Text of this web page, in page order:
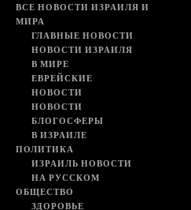
ВСЕ НОВОСТИ ИЗРАИЛЯ И
МИРА
ГЛАВНЫЕ НОВОСТИ
НОВОСТИ ИЗРАИЛЯ
В МИРЕ
ЕВРЕЙСКИЕ
НОВОСТИ
НОВОСТИ
БЛОГОСФЕРЫ
В ИЗРАИЛЕ
ПОЛИТИКА
ИЗРАИЛЬ НОВОСТИ
НА РУССКОМ
ОБЩЕСТВО
ЗДОРОВЬЕ